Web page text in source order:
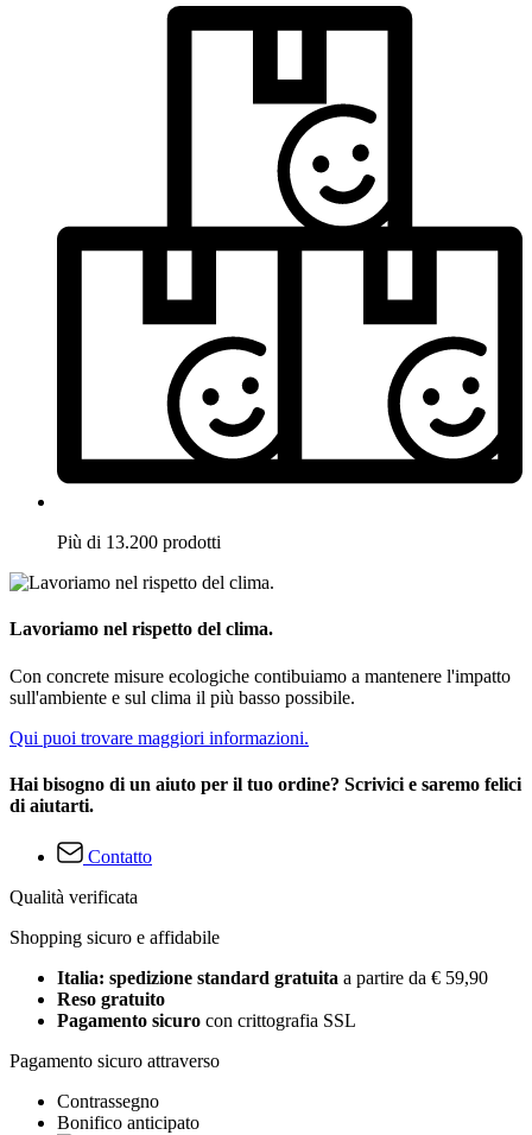
Più di 13.200 prodotti
Lavoriamo nel rispetto del clima.
Con concrete misure ecologiche contibuiamo a mantenere l'impatto
sull'ambiente e sul clima il più basso possibile.
Qui puoi trovare maggiori informazioni.
Hai bisogno di un aiuto per il tuo ordine? Scrivici e saremo felici
di aiutarti.
Contatto
Qualità verificata
Shopping sicuro e affidabile
Italia: spedizione standard gratuita a partire da € 59,90
Reso gratuito
Pagamento sicuro con crittografia SSL
Pagamento sicuro attraverso
Contrassegno
Bonifico anticipato